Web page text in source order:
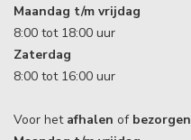
Maandag t/m vrijdag
8:00 tot 18:00 uur
Zaterdag
8:00 tot 16:00 uur
Voor het afhalen of bezorgen